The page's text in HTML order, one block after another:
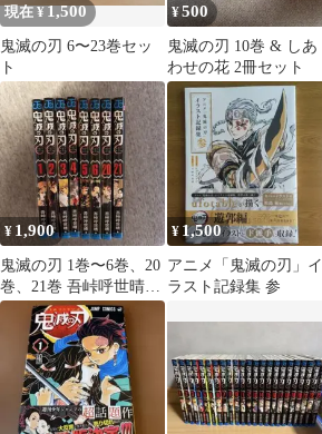
現在 ¥1,500
鬼滅の刃 6〜23巻セッ
ト
¥500
鬼滅の刃 10巻 & しあ
わせの花 2冊セット
¥ 1,900
鬼滅の刃 1巻〜6巻、20
巻、21巻 吾峠呼世晴
JUMP COMICS
¥ 1,500
アニメ「鬼滅の刃」イ
ラスト記録集 参